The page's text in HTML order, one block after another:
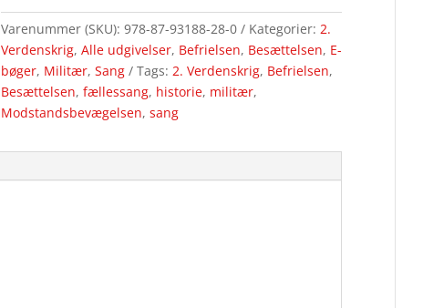
Varenummer (SKU): 978-87-93188-28-0 Kategorier: 2.
Verdenskrig, Alle udgivelser, Befrielsen, Besættelsen, E-
bøger, Militær, Sang Tags: 2. Verdenskrig, Befrielsen,
Besættelsen, fællessang, historie, militær,
Modstandsbevægelsen, sang